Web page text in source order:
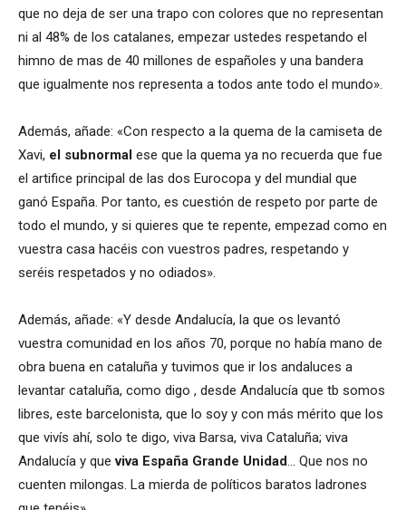
que no deja de ser una trapo con colores que no representan
ni al 48% de los catalanes, empezar ustedes respetando el
himno de mas de 40 millones de españoles y una bandera
que igualmente nos representa a todos ante todo el mundo».
Además, añade: «Con respecto a la quema de la camiseta de
Xavi, el subnormal ese que la quema ya no recuerda que fue
el artifice principal de las dos Eurocopa y del mundial que
ganó España. Por tanto, es cuestión de respeto por parte de
todo el mundo, y si quieres que te repente, empezad como en
vuestra casa hacéis con vuestros padres, respetando y
seréis respetados y no odiados».
Además, añade: «Y desde Andalucía, la que os levantó
vuestra comunidad en los años 70, porque no había mano de
obra buena en cataluña y tuvimos que ir los andaluces a
levantar cataluña, como digo , desde Andalucía que tb somos
libres, este barcelonista, que lo soy y con más mérito que los
que vivís ahí, solo te digo, viva Barsa, viva Cataluña; viva
Andalucía y queviva España Grande Unidad… Que nos no
cuenten milongas. La mierda de políticos baratos ladrones